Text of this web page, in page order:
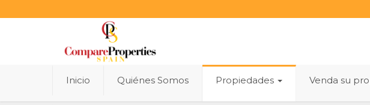
Inicio Quiénes Somos Propiedades Venda su